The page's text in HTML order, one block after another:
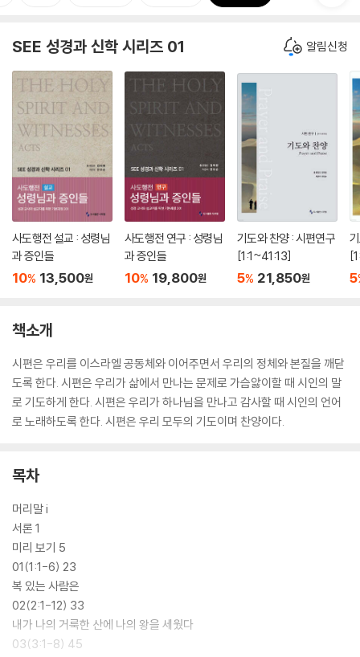
SEE 성경과 신학 시리즈 01 알림신청
사도행전 설교 : 성령님
과 증인들
10% 13,500원
사도행전 연구 : 성령님
과 증인들
10% 19,800원
기도와 찬양 : 시편연구
[1:1~41:13]
5% 21,850원 5
책소개
시편은 우리를 이스라엘 공동체와 이어주면서 우리의 정체와 본질을 깨닫
도록 한다. 시편은 우리가 삶에서 만나는 문제로 가슴앓이할 때 시인의 말
로 기도하게 한다. 시편은 우리가 하나님을 만나고 감사할 때 시인의 언어
로 노래하도록 한다. 시편은 우리 모두의 기도이며 찬양이다.
목차
머리말 i
서론 1
미리 보기 5
01(1:1-6) 23
복 있는 사람은
02(2:1-12) 33
내가 나의 거룩한 산에 나의 왕을 세웠다
03(3:1-8) 45